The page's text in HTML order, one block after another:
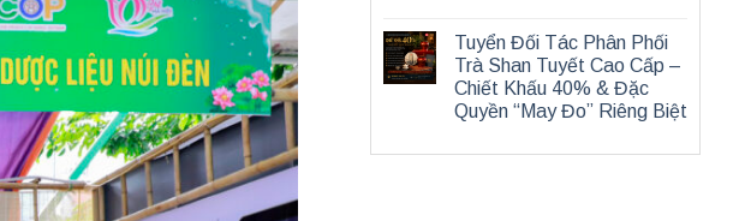
Tuyển Đối Tác Phân Phối
Trà Shan Tuyết Cao Cấp –
Chiết Khấu 40% & Đặc
Quyền “May Đo” Riêng Biệt